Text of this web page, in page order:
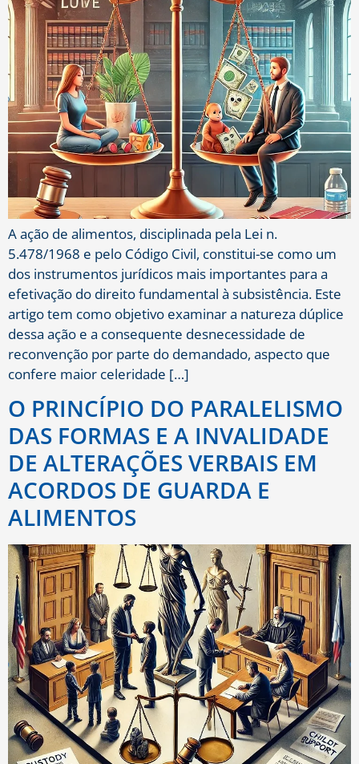
A ação de alimentos, disciplinada pela Lei n.
5.478/1968 e pelo Código Civil, constitui-se como um
dos instrumentos jurídicos mais importantes para a
efetivação do direito fundamental à subsistência. Este
artigo tem como objetivo examinar a natureza dúplice
dessa ação e a consequente desnecessidade de
reconvenção por parte do demandado, aspecto que
confere maior celeridade […]
O PRINCÍPIO DO PARALELISMO
DAS FORMAS E A INVALIDADE
DE ALTERAÇÕES VERBAIS EM
ACORDOS DE GUARDA E
ALIMENTOS